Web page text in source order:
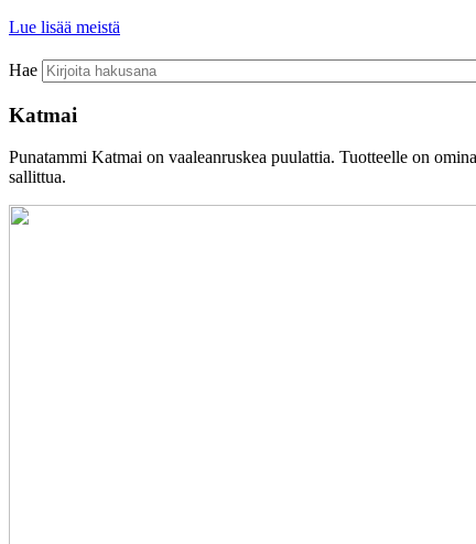
Lue lisää meistä
Hae
Katmai
Punatammi Katmai on vaaleanruskea puulattia. Tuotteelle on
sallittua.